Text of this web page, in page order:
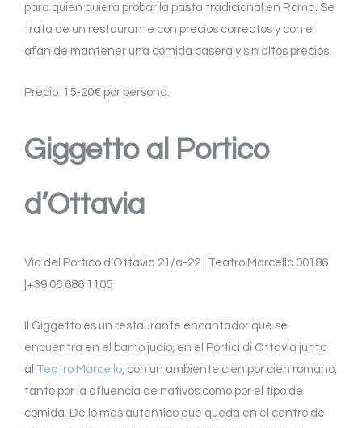
para quien quiera probar la pasta tradicional en Roma. Se
trata de un restaurante con precios correctos y con el
afán de mantener una comida casera y sin altos precios.
Precio: 15-20€ por persona.
Giggetto al Portico
d’Ottavia
Via del Portico d’Ottavia 21/a-22 | Teatro Marcello 00186
|+39 06 686 1105
Il Giggetto es un restaurante encantador que se
encuentra en el barrio judío, en el Portici di Ottavia junto
al Teatro Marcello, con un ambiente cien por cien romano,
tanto por la afluencia de nativos como por el tipo de
comida. De lo más auténtico que queda en el centro de